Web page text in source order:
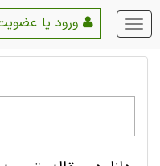
منو
اصلی